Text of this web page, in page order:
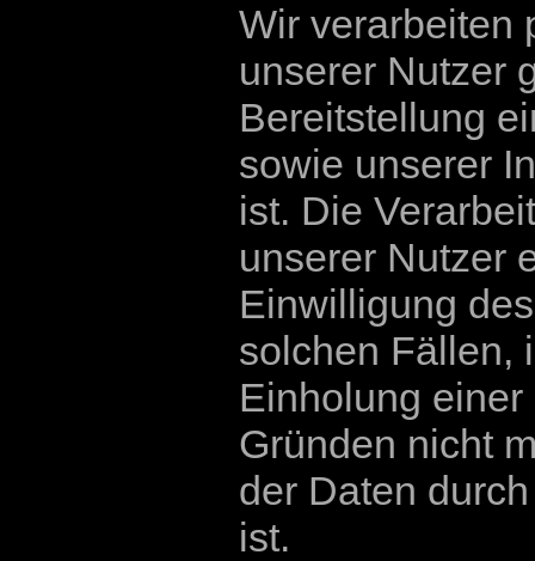
Wir verarbeiten
unserer Nutzer
Bereitstellung
sowie unserer
ist. Die
unserer Nutzer
Einwilligung
solchen Fällen,
Einholung
Gründen nicht
der Daten
ist.